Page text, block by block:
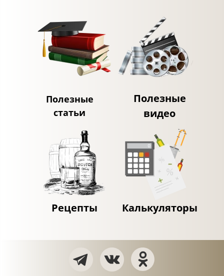
Полезные
статьи
Полезные
видео
Рецепты Калькуляторы